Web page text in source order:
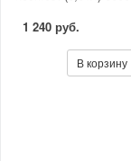
1 240 руб.
В корзину